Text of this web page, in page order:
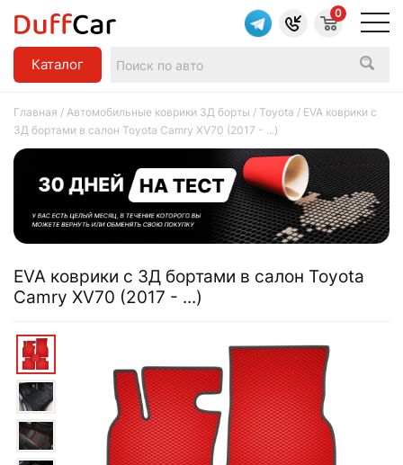
Каталог
0
Главная / Автомобильные коврики 3Д борты / Toyota / EVA коврики c
3Д бортами в салон Toyota Camry XV70 (2017 - ...)
EVA коврики c 3Д бортами в салон Toyota
Camry XV70 (2017 - ...)